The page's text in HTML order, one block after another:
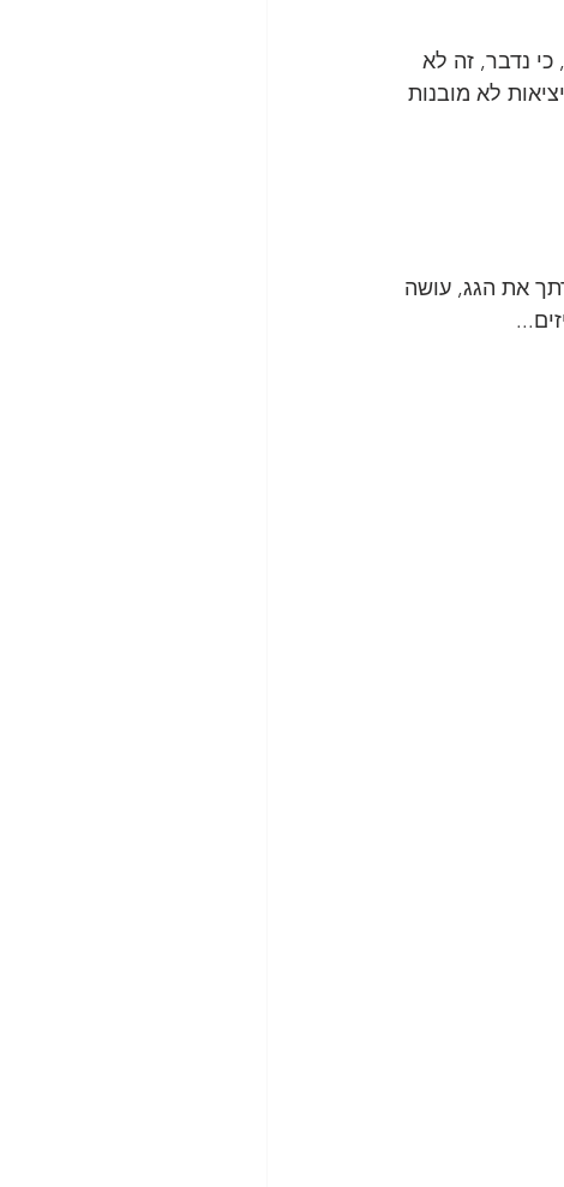
כי נדבר, זה לא
לא מובנות
את הגג, עושה